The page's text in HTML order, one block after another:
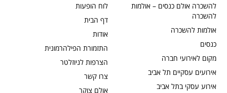
לוח הופעות
דף הבית
אודות
התזמורת הפילהרמונית
הצרפות לניוזלטר
צרו קשר
אולם צוקר
להשכרה אולם כנסים – אולמות
להשכרה
אולמות להשכרה
כנסים
מקום לאירועי חברה
אירועים עסקיים תל אביב
אירוע עסקי בתל אביב